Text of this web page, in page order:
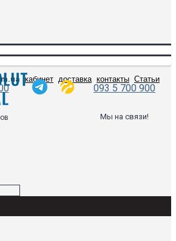
кабинет доставка контакты Статьи
093 5 700 900
Мы на связи!